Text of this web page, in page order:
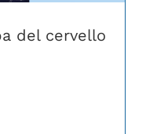
del cervello